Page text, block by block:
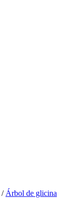
/ Árbol de glicina